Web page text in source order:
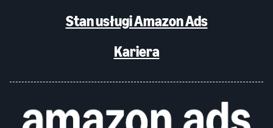
Stan usługi Amazon Ads
Kariera